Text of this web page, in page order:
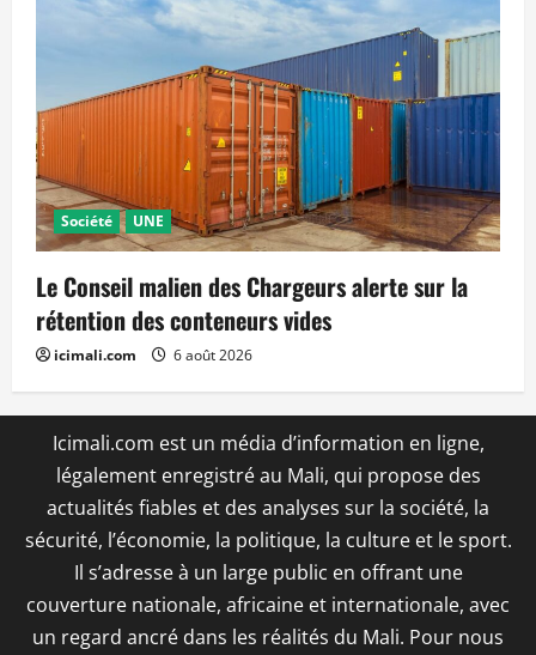
Société UNE
Le Conseil malien des Chargeurs alerte sur la
rétention des conteneurs vides
icimali.com 6 août 2026
Icimali.com est un média d’information en ligne,
légalement enregistré au Mali, qui propose des
actualités fiables et des analyses sur la société, la
sécurité, l’économie, la politique, la culture et le sport.
Il s’adresse à un large public en offrant une
couverture nationale, africaine et internationale, avec
un regard ancré dans les réalités du Mali. Pour nous